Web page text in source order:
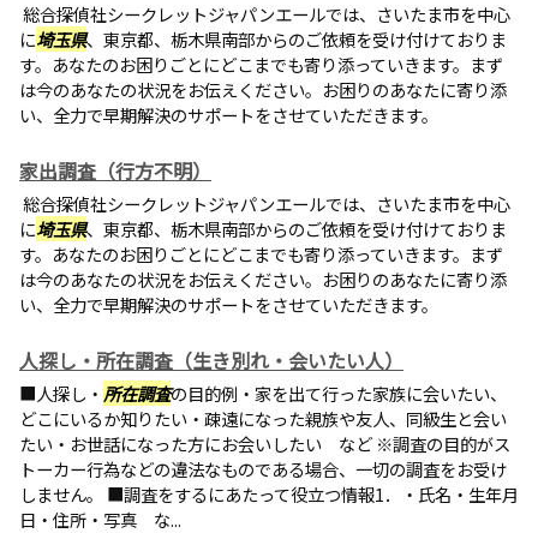
総合探偵社シークレットジャパンエールでは、さいたま市を中心
に埼玉県、東京都、栃木県南部からのご依頼を受け付けておりま
す。あなたのお困りごとにどこまでも寄り添っていきます。まず
は今のあなたの状況をお伝えください。お困りのあなたに寄り添
い、全力で早期解決のサポートをさせていただきます。
家出調査（行方不明）
総合探偵社シークレットジャパンエールでは、さいたま市を中心
に埼玉県、東京都、栃木県南部からのご依頼を受け付けておりま
す。あなたのお困りごとにどこまでも寄り添っていきます。まず
は今のあなたの状況をお伝えください。お困りのあなたに寄り添
い、全力で早期解決のサポートをさせていただきます。
人探し・所在調査（生き別れ・会いたい人）
■人探し・ 所在調査の目的例・家を出て行った家族に会いたい、
どこにいるか知りたい・疎遠になった親族や友人、同級生と会い
たい・お世話になった方にお会いしたい など ※調査の目的がス
トーカー行為などの違法なものである場合、一切の調査をお受け
しません。 ■調査をするにあたって役立つ情報1．・氏名・生年月
日・住所・写真 な...